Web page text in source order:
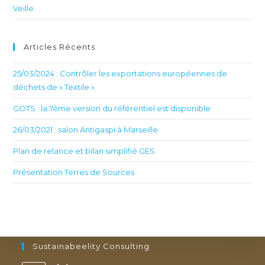
Veille
Articles Récents
25/03/2024 : Contrôler les exportations européennes de
déchets de « Textile »
GOTS : la 7ème version du référentiel est disponible
26/03/2021 : salon Antigaspi à Marseille
Plan de relance et bilan simplifié GES
Présentation Terres de Sources
Sustainabeelity Consulting